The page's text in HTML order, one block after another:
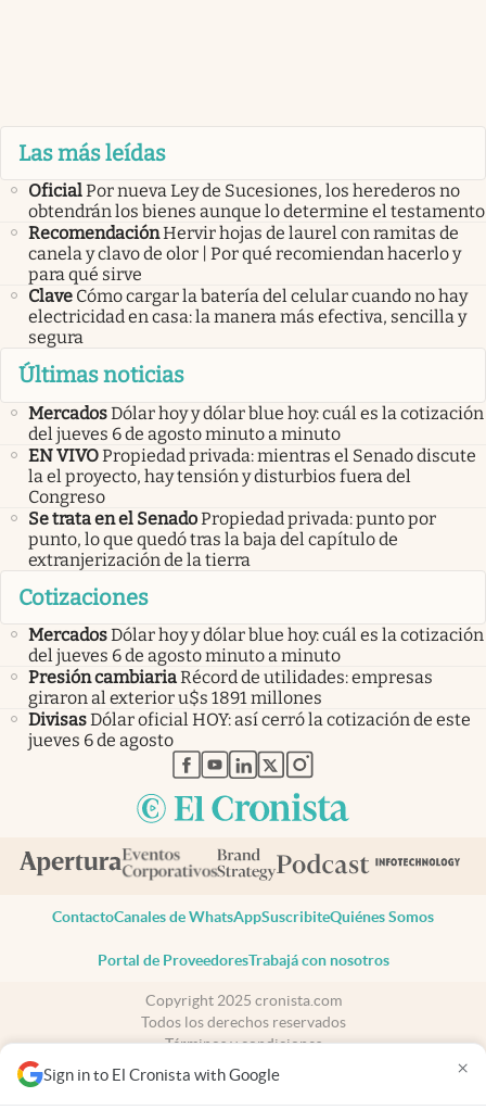
Sign in to El Cronista with Google ×
Las más leídas
OficialPor nueva Ley de Sucesiones, los herederos no
obtendrán los bienes aunque lo determine el testamento
RecomendaciónHervir hojas de laurel con ramitas de
canela y clavo de olor | Por qué recomiendan hacerlo y
para qué sirve
Clave Cómo cargar la batería del celular cuando no hay
electricidad en casa: la manera más efectiva, sencilla y
segura
Últimas noticias
MercadosDólar hoy y dólar blue hoy: cuál es la cotización
del jueves 6 de agosto minuto a minuto
EN VIVOPropiedad privada: mientras el Senado discute
la el proyecto, hay tensión y disturbios fuera del
Congreso
Se trata en el SenadoPropiedad privada: punto por
punto, lo que quedó tras la baja del capítulo de
extranjerización de la tierra
Cotizaciones
MercadosDólar hoy y dólar blue hoy: cuál es la cotización
del jueves 6 de agosto minuto a minuto
Presión cambiariaRécord de utilidades: empresas
giraron al exterior u$s 1891 millones
DivisasDólar oficial HOY: así cerró la cotización de este
jueves 6 de agosto
abre en nueva pestaña
abre en nueva pestaña
abre en nueva pestaña
abre en nueva pestaña
abre en nueva pestaña
ContactoCanales de WhatsAppSuscribiteQuiénes Somos
Portal de ProveedoresTrabajá con nosotros
Copyright 2025 cronista.com
Todos los derechos reservados
Términos y condiciones
Privacidad
Consentimiento